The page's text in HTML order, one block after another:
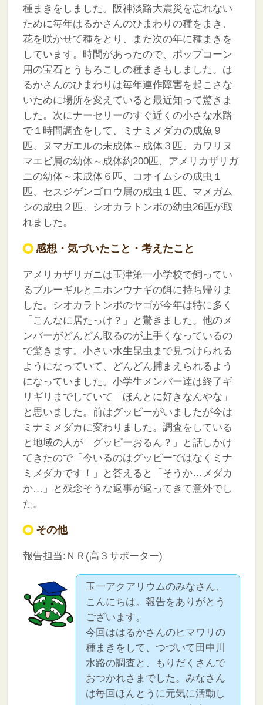
種まきをしました。阪神淡路大震災を忘れない
ために毎年はるかさんのひまわりの種をまき、
花を咲かせて種をとり、また次の年に種まきを
しています。時間があったので、ポップコーン
用の宝石とうもろこしの種まきもしました。は
るかさんのひまわりは毎年連作障害を起こさな
いために場所を変えていると最近知って驚きま
した。次にナーセリーのすぐ近くの小さな水路
で１時間調査をして、ミナミメダカの成魚９
匹、ヌマガエルの未成体～成体３匹、カワリヌ
マエビ属の幼体～成体約200匹、アメリカザリガ
ニの幼体～未成体６匹、コオイムシの成虫１
匹、セスジゲンゴロウ属の成虫１匹、マメガム
シの成虫２匹、シオカラトンボの幼虫26匹が取
れました。
感想・気づいたこと・考えたこと
アメリカザリガニは玉津第一小学校で飼ってい
るブルーギルとニホンウナギの餌に持ち帰りま
した。シオカラトンボのヤゴが今年は特に多く
「こんなに居たっけ？」と驚きました。他のメ
ンバーがどんどん取るのが上手くなっているの
で驚きます。小さい水生昆虫まで見つけられる
ようになっていて、どんどん捕まえられるよう
になっていました。小学生メンバー達は終了ギ
リギリまでしていて「ほんとに好きなんやな」
と思いました。前はグッピーがいましたが今は
ミナミメダカに変わりました。調査をしている
と地域の人が「グッピーおるん？」と話しかけ
てきたので「今いるのはグッピーではなくミナ
ミメダカです！」と答えると「そうか…メダカ
か…」と残念そうな返事が返ってきて意外でし
た。
その他
報告担当:ＮＲ(高３サポーター)
玉一アクアリウムのみなさん、
こんにちは。報告をありがとう
ございます。
今回ははるかさんのヒマワリの
種まきをして、つづいて田中川
水路の調査と、もりだくさんで
おつかれさまでした。みなさん
は毎回ほんとうに元気に活動し